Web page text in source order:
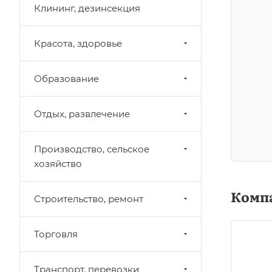
Клининг, дезинсекция
Красота, здоровье
Образование
Отдых, развлечение
Производство, сельское
хозяйство
Строительство, ремонт
Торговля
Транспорт, перевозки